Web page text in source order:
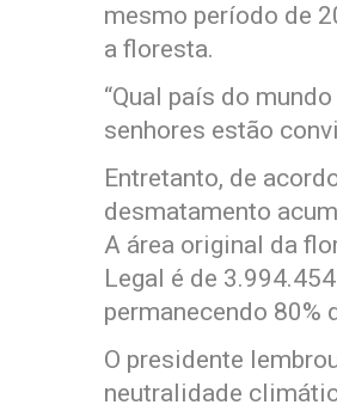
mesmo período de
a floresta.
“Qual país do
senhores estão
Entretanto, de
desmatamento
A área original da
Legal é de
permanecendo 80%
O presidente
neutralidade